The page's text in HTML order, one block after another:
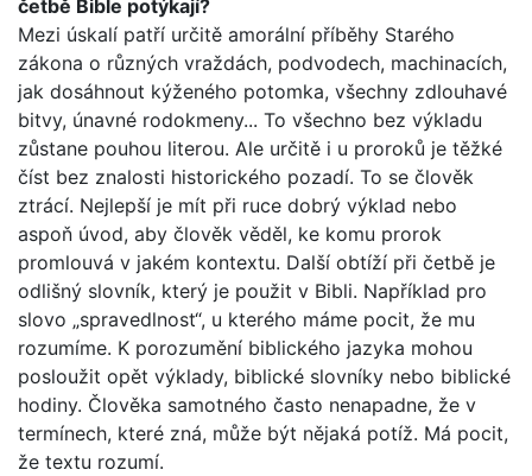
četbě Bible potý­kají?
Mezi úskalí patří určitě amorální příběhy Starého
zákona o různých vraždách, podvodech, machinacích,
jak dosáhnout kýženého potomka, všechny zdlouhavé
bitvy, únavné rodo­kmeny... To všechno bez výkladu
zůstane pouhou literou. Ale určitě i u proroků je těžké
číst bez znalosti historického pozadí. To se člověk
ztrácí. Nejlepší je mít při ruce dobrý výklad nebo
aspoň úvod, aby člověk věděl, ke komu prorok
promlouvá v jakém kontextu. Další obtíží při četbě je
odlišný slovník, který je použit v Bibli. Například pro
slovo „spravedlnost“, u kterého máme pocit, že mu
rozumíme. K porozumění biblického jazyka mohou
posloužit opět výklady, biblické slovníky nebo biblické
hodiny. Člověka samotného často nenapadne, že v
termínech, které zná, může být nějaká potíž. Má pocit,
že textu rozumí.